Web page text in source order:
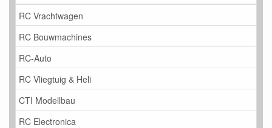
RC Vrachtwagen
RC Bouwmachines
RC-Auto
RC Vliegtuig & Heli
CTI Modellbau
RC Electronica